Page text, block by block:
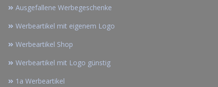
Ausgefallene Werbegeschenke
Werbeartikel mit eigenem Logo
Werbeartikel Shop
Werbeartikel mit Logo günstig
1a Werbeartikel